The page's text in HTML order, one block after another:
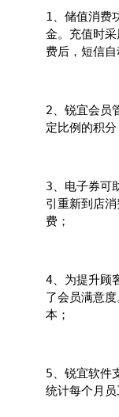
1、储值消费
金。充值时
费后，短信自
2、锐宜会员
定比例的积
3、电子券可
引重新到店
费；
4、为提升顾
了会员满意
本；
5、锐宜软件
统计每个月员